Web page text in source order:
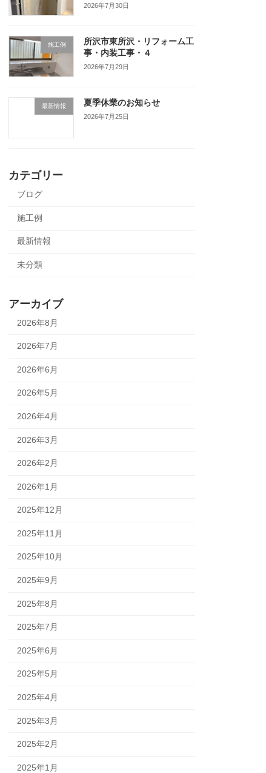
2026年7月30日
施工例
所沢市東所沢・リフォーム工
事・内装工事・４
2026年7月29日
最新情報 夏季休業のお知らせ
2026年7月25日
カテゴリー
ブログ
施工例
最新情報
未分類
アーカイブ
2026年8月
2026年7月
2026年6月
2026年5月
2026年4月
2026年3月
2026年2月
2026年1月
2025年12月
2025年11月
2025年10月
2025年9月
2025年8月
2025年7月
2025年6月
2025年5月
2025年4月
2025年3月
2025年2月
2025年1月